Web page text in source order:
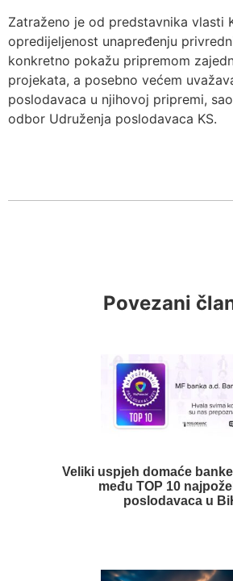
Zatraženo je od predstavnika vlasti
opredijeljenost unapređenju
konkretno pokažu pripremom
projekata, a posebno većem
poslodavaca u njihovoj pripremi,
odbor Udruženja poslodavaca KS.
Povezani
Veliki uspjeh domaće
među TOP 10
poslodavaca u